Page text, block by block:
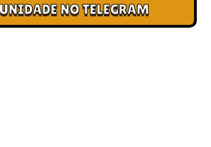
NO TELEGRAM